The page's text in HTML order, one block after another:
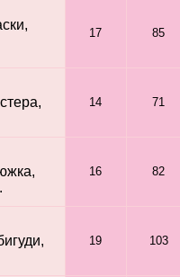
17 85
14 71
16 82
19 103